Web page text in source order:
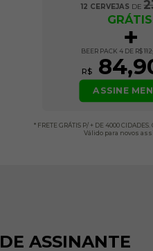
ASSINE
R$
BEER PACK 4 DE R$
12 CERVEJAS DE
* FRETE GRÁTIS P/ + DE 4000 CIDADES.
Válido para novos
ASSINANTE